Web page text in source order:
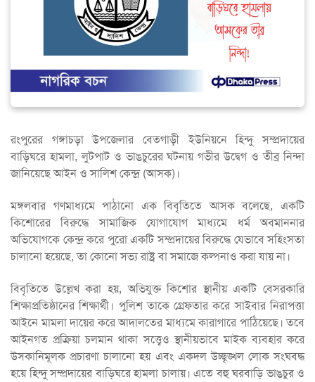
রংপুরের গঙ্গাচড়া উপজেলার বেতগাড়ী ইউনিয়নে হিন্দু সম্প্রদায়ের
বাড়িঘরে হামলা, লুটপাট ও ভাঙচুরের ঘটনায় গভীর উদ্বেগ ও তীব্র নিন্দা
জানিয়েছে আইন ও সালিশ কেন্দ্র (আসক)।
মঙ্গলবার গণমাধ্যমে পাঠানো এক বিবৃতিতে আসক বলেছে, একটি
কিশোরের বিরুদ্ধে সামাজিক যোগাযোগ মাধ্যমে ধর্ম অবমাননার
অভিযোগকে কেন্দ্র করে পুরো একটি সম্প্রদায়ের বিরুদ্ধে যেভাবে সহিংসতা
চালানো হয়েছে, তা কোনো সভ্য রাষ্ট্র বা সমাজে কল্পনাও করা যায় না।
বিবৃতিতে উল্লেখ করা হয়, অভিযুক্ত কিশোর স্থানীয় একটি বেসরকারি
শিক্ষাপ্রতিষ্ঠানের শিক্ষার্থী। পুলিশ তাকে গ্রেফতার করে সাইবার নিরাপত্তা
আইনে মামলা দায়ের করে আদালতের মাধ্যমে কারাগারে পাঠিয়েছে। তবে
আইনগত প্রক্রিয়া চলমান থাকা সত্ত্বেও স্থানীয়ভাবে মাইক ব্যবহার করে
উসকানিমূলক প্রচারণা চালানো হয় এবং একদল উচ্ছৃঙ্খল লোক সংঘবদ্ধ
হয়ে হিন্দু সম্প্রদায়ের বাড়িঘরে হামলা চালায়। এতে বহু ঘরবাড়ি ভাঙচুর ও